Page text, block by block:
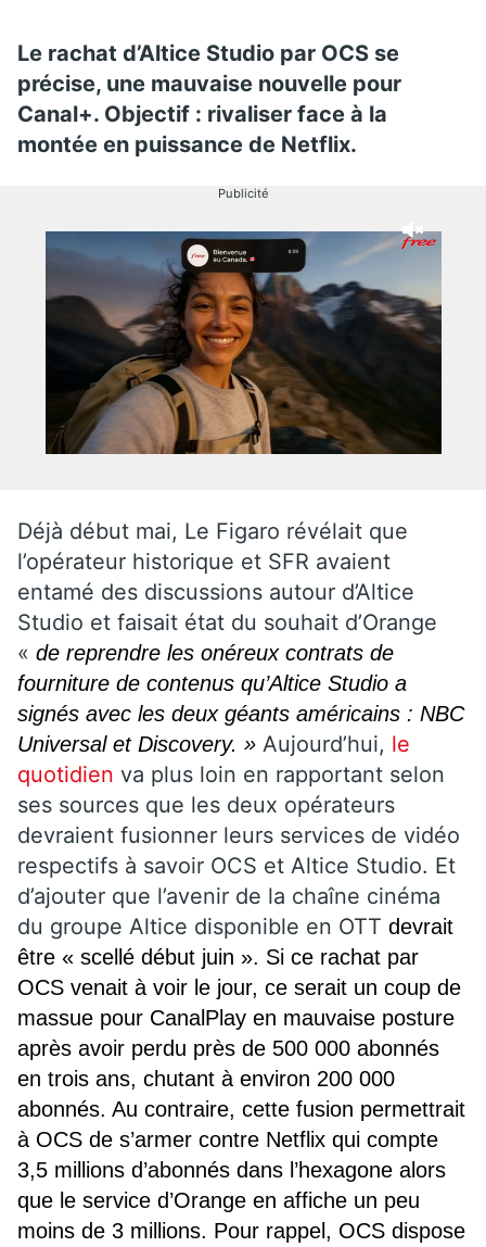
Le rachat d’Altice Studio par OCS se
précise, une mauvaise nouvelle pour
Canal+. Objectif : rivaliser face à la
montée en puissance de Netflix.
Publicité
Déjà début mai, Le Figaro révélait que
l’opérateur historique et SFR avaient
entamé des discussions autour d’Altice
Studio et faisait état du souhait d’Orange
« de reprendre les onéreux contrats de
fourniture de contenus qu’Altice Studio a
signés avec les deux géants américains : NBC
Universal et Discovery. » Aujourd’hui, le
quotidien va plus loin en rapportant selon
ses sources que les deux opérateurs
devraient fusionner leurs services de vidéo
respectifs à savoir OCS et Altice Studio. Et
d’ajouter que l’avenir de la chaîne cinéma
du groupe Altice disponible en OTT devrait
être « scellé début juin ». Si ce rachat par
OCS venait à voir le jour, ce serait un coup de
massue pour CanalPlay en mauvaise posture
après avoir perdu près de 500 000 abonnés
en trois ans, chutant à environ 200 000
abonnés. Au contraire, cette fusion permettrait
à OCS de s’armer contre Netflix qui compte
3,5 millions d’abonnés dans l’hexagone alors
que le service d’Orange en affiche un peu
moins de 3 millions. Pour rappel, OCS dispose